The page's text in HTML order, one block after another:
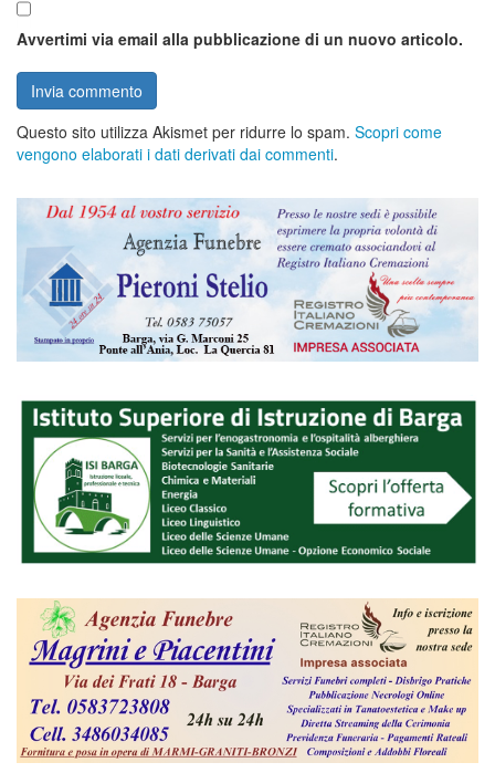
Avvertimi via email alla pubblicazione di un nuovo articolo.
Questo sito utilizza Akismet per ridurre lo spam. Scopri come
vengono elaborati i dati derivati dai commenti.